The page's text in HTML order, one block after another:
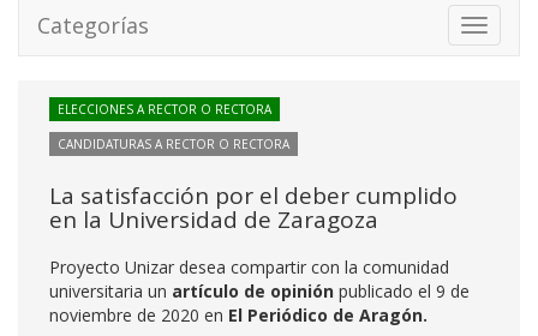
Toggle
Categorías
ELECCIONES A RECTOR O RECTORA
CANDIDATURAS A RECTOR O RECTORA
La satisfacción por el deber cumplido
en la Universidad de Zaragoza
Proyecto Unizar desea compartir con la comunidad
universitaria un artículo de opinión publicado el 9 de
noviembre de 2020 en El Periódico de Aragón.